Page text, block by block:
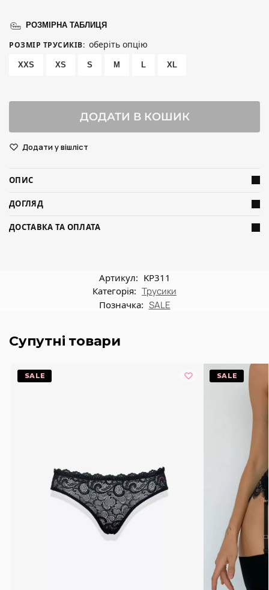
РОЗМІРНА ТАБЛИЦЯ
РОЗМІР ТРУСИКІВ: оберіть опцію
XXS XS S M L XL
ДОДАТИ В КОШИК
Додати у вішліст
ОПИС
ДОГЛЯД
ДОСТАВКА ТА ОПЛАТА
Артикул: KP311
Категорія: Трусики
Позначка: SALE
Супутні товари
-20% -20%